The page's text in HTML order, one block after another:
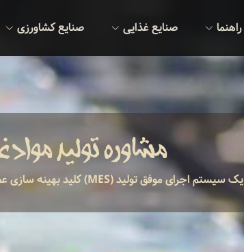
راهنما صنایع غذایی صنایع کشاورزی
مشاوره تولید
یک سیستم اجرای موفق تولید (MES) کلید بهینه سازی عملیات تولید و تضمین کیفیت محصول و فرآیند است.